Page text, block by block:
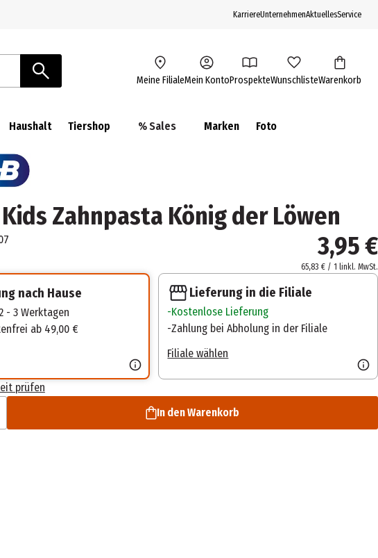
KarriereUnternehmenAktuellesService
Meine FilialeMein KontoProspekteWunschlisteWarenkorb
Haushalt Tiershop % Sales Marken Foto
Zahnpasta König der Löwen
3,95 €
65,83 € / 1 linkl. MwSt.
nach Hause
- 3 Werktagen
ab 49,00 €
Lieferung in die Filiale
Kostenlose Lieferung
Zahlung bei Abholung in der Filiale
Filiale wählen
prüfen
In den Warenkorb